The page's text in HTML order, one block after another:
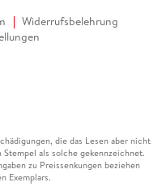
Widerrufsbelehrung
die das Lesen aber nicht
als solche gekennzeichnet.
zu Preissenkungen beziehen
Exemplars.